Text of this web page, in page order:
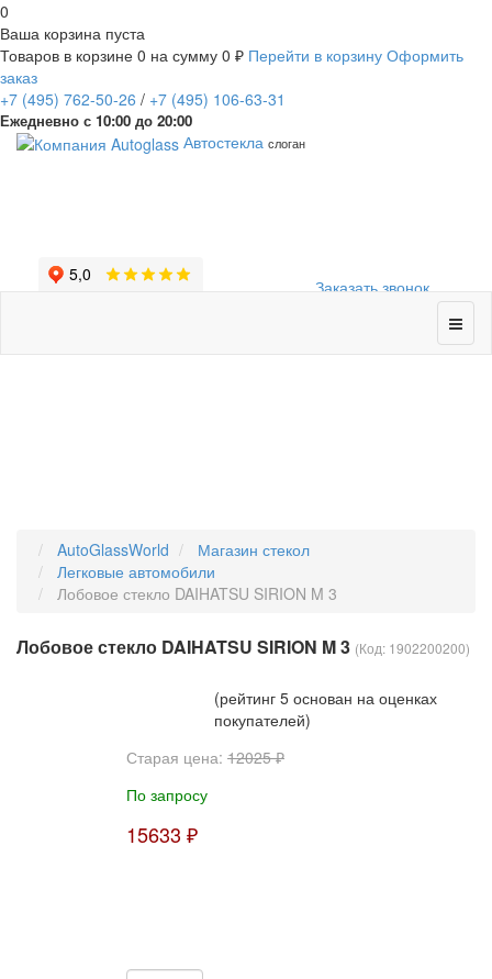
0
Ваша корзина пуста
Товаров в корзине 0 на сумму 0 ₽ Перейти в корзину Оформить
заказ
+7 (495) 762-50-26 / +7 (495) 106-63-31
Ежедневно с 10:00 до 20:00
Заказать звонок
Автостекла слоган
AutoGlassWorld
Магазин стекол
Легковые автомобили
Лобовое стекло DAIHATSU SIRION M 3
Лобовое стекло DAIHATSU SIRION M 3 (Код: 1902200200)
(рейтинг 5 основан на оценках
покупателей)
Старая цена: 12025 ₽
По запросу
15633 ₽